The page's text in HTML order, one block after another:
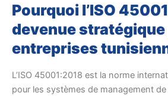
Pourquoi l’ISO
devenue stratégique
entreprises
L’ISO 45001:2018 est la norme
pour les systèmes de management